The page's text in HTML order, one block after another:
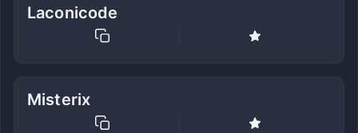
Laconicode
Misterix